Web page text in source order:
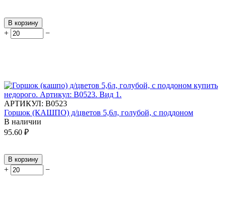
В корзину
+ −
АРТИКУЛ: В0523
Горшок (КАШПО) д/цветов 5,6л, голубой, с поддоном
В наличии
95.60 ₽
В корзину
+ −